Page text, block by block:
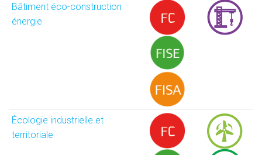
Bâtiment éco-construction
énergie
Écologie industrielle et
territoriale